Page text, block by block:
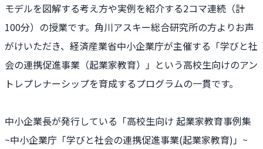
モデルを図解する考え方や実例を紹介する2コマ連続（計
100分）の授業です。角川アスキー総合研究所の方よりお声
がけいただき、経済産業省中小企業庁が主催する「学びと社
会の連携促進事業（起業家教育）」という高校生向けのアン
トレプレナーシップを育成するプログラムの一貫です。
中小企業長が発行している「高校生向け 起業家教育事例集
~中小企業庁「学びと社会の連携促進事業(起業家教育)」~